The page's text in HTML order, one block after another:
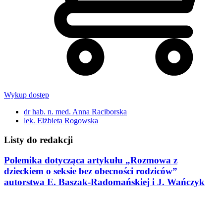
Wykup dostęp
dr hab. n. med. Anna Raciborska
lek. Elżbieta Rogowska
Listy do redakcji
Polemika dotycząca artykułu „Rozmowa z
dzieckiem o seksie bez obecności rodziców”
autorstwa E. Baszak-Radomańskiej i J. Wańczyk